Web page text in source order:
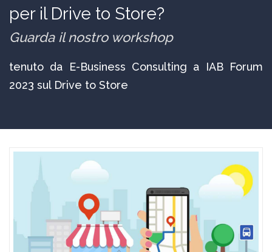
per il Drive to Store?
Guarda il nostro workshop
tenuto da E-Business Consulting a IAB Forum
2023 sul Drive to Store